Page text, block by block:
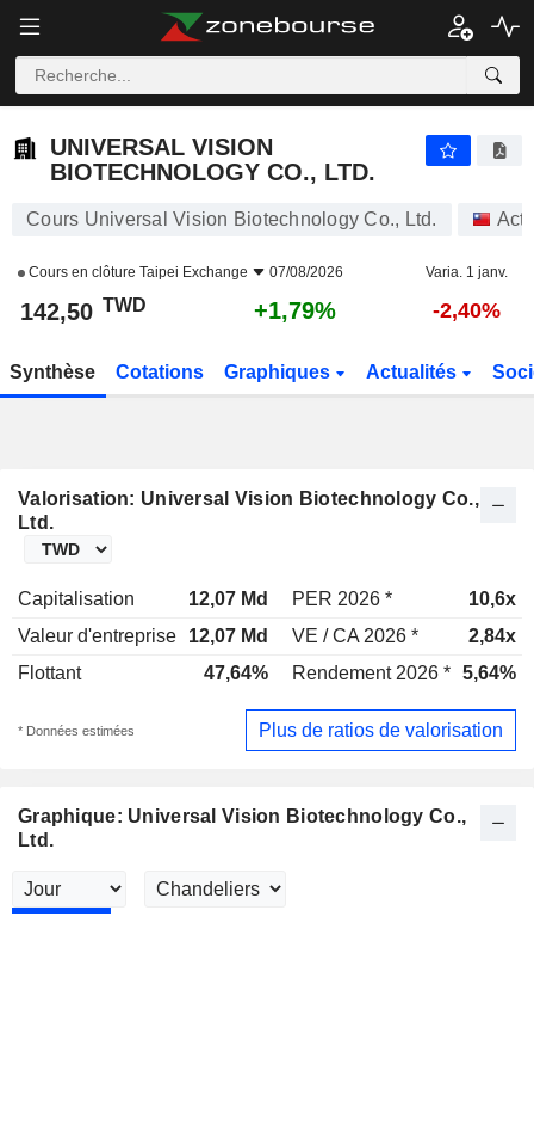
UNIVERSAL VISION
BIOTECHNOLOGY CO., LTD.
Cours Universal Vision Biotechnology Co., Ltd.
Cours en clôture Taipei Exchange 07/08/2026 Varia. 1 janv.
142,50 TWD +1,79% -2,40%
Synthèse Cotations Graphiques Actualités
Valorisation: Universal Vision Biotechnology Co.,
Ltd.
Capitalisation 12,07 Md PER 2026 *
10,6x
Valeur d'entreprise
12,07 Md VE / CA 2026 *
2,84x
Flottant
47,64% Rendement 2026 * 5,64%
* Données estimées Plus de ratios de valorisation
Graphique: Universal Vision Biotechnology Co.,
Ltd.